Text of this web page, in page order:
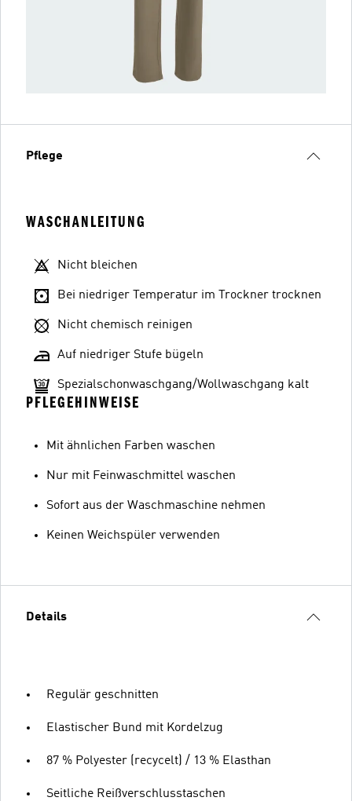
Pflege
WASCHANLEITUNG
Nicht bleichen
Bei niedriger Temperatur im Trockner trocknen
Nicht chemisch reinigen
Auf niedriger Stufe bügeln
Spezialschonwaschgang/Wollwaschgang kalt
PFLEGEHINWEISE
Mit ähnlichen Farben waschen
Nur mit Feinwaschmittel waschen
Sofort aus der Waschmaschine nehmen
Keinen Weichspüler verwenden
Details
Regulär geschnitten
Elastischer Bund mit Kordelzug
87 % Polyester (recycelt) / 13 % Elasthan
Seitliche Reißverschlusstaschen